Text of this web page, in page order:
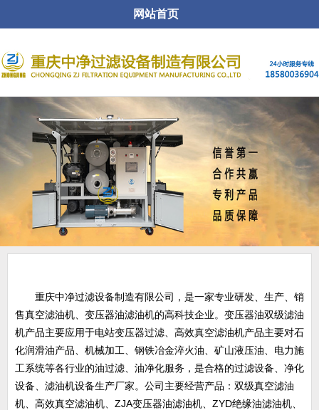
网站首页
重庆中净过滤设备制造有限公司，是一家专业研发、生产、销
售真空滤油机、变压器油滤油机的高科技企业。变压器油双级滤油
机产品主要应用于电站变压器过滤、高效真空滤油机产品主要对石
化润滑油产品、机械加工、钢铁冶金淬火油、矿山液压油、电力施
工系统等各行业的油过滤、油净化服务，是合格的过滤设备、净化
设备、滤油机设备生产厂家。公司主要经营产品：双级真空滤油
机、高效真空滤油机、ZJA变压器油滤油机、ZYD绝缘油滤油机、